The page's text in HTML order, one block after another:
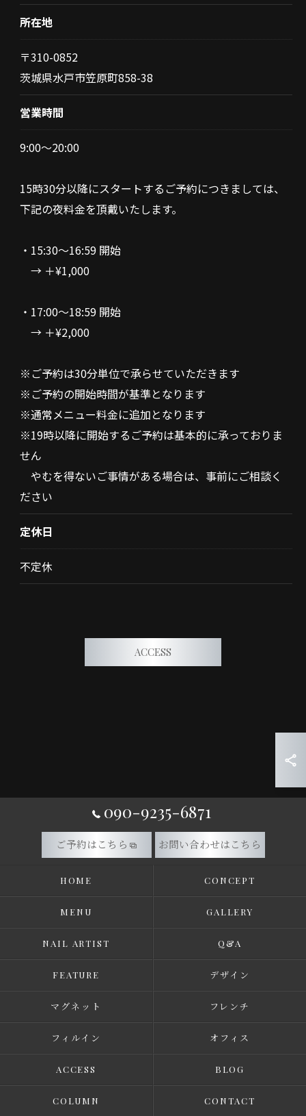
所在地
〒310-0852
茨城県水戸市笠原町858-38
営業時間
9:00～20:00
15時30分以降にスタートするご予約につきましては、
下記の夜料金を頂戴いたします。
・15:30〜16:59 開始
→ ＋¥1,000
・17:00〜18:59 開始
→ ＋¥2,000
※ご予約は30分単位で承らせていただきます
※ご予約の開始時間が基準となります
※通常メニュー料金に追加となります
※19時以降に開始するご予約は基本的に承っておりま
せん
やむを得ないご事情がある場合は、事前にご相談く
ださい
定休日
不定休
ACCESS
090-9235-6871
ご予約はこちら お問い合わせはこちら
HOME CONCEPT
MENU GALLERY
NAIL ARTIST Q&A
FEATURE デザイン
マグネット フレンチ
フィルイン オフィス
ACCESS BLOG
COLUMN CONTACT